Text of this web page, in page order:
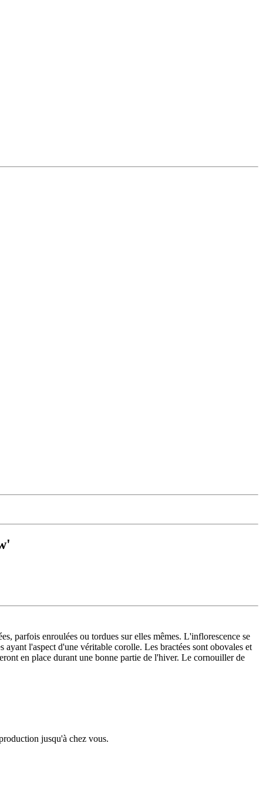
parfois enroulées ou tordues sur elles mêmes. L'inflorescence se
l'aspect d'une véritable corolle. Les bractées sont obovales et
en place durant une bonne partie de l'hiver. Le cornouiller de
jusqu'à chez vous.